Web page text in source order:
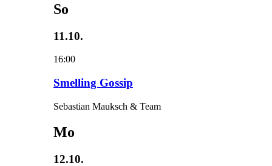
So
11.10.
16:00
Smelling Gossip
Sebastian Mauksch & Team
Mo
12.10.